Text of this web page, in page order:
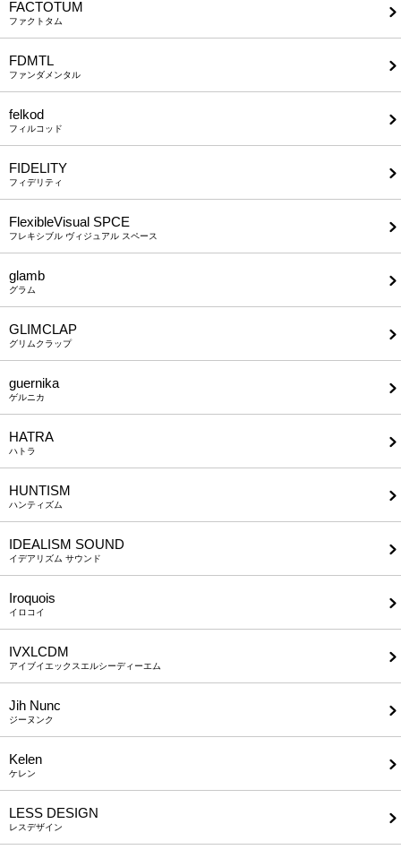
FACTOTUM
ファクトタム
FDMTL
ファンダメンタル
felkod
フィルコッド
FIDELITY
フィデリティ
FlexibleVisual SPCE
フレキシブル ヴィジュアル スペース
glamb
グラム
GLIMCLAP
グリムクラップ
guernika
ゲルニカ
HATRA
ハトラ
HUNTISM
ハンティズム
IDEALISM SOUND
イデアリズム サウンド
Iroquois
イロコイ
IVXLCDM
アイブイエックスエルシーディーエム
Jih Nunc
ジーヌンク
Kelen
ケレン
LESS DESIGN
レスデザイン